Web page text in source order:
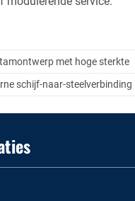
met hoge sterkte
schijf-naar-steelverbinding